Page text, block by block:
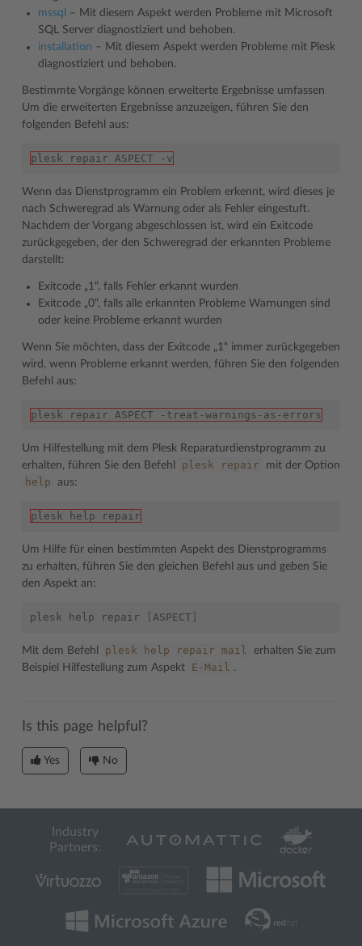
mssql
– Mit diesem Aspekt werden Probleme mit Microsoft
SQL Server diagnostiziert und behoben.
installation – Mit diesem Aspekt werden Probleme mit Plesk
diagnostiziert und behoben.
Bestimmte Vorgänge können erweiterte Ergebnisse umfassen
Um die erweiterten Ergebnisse anzuzeigen, führen Sie den
folgenden Befehl aus:
plesk repair ASPECT -v
Wenn das Dienstprogramm ein Problem erkennt, wird dieses je
nach Schweregrad als Warnung oder als Fehler eingestuft.
Nachdem der Vorgang abgeschlossen ist, wird ein Exitcode
zurückgegeben, der den Schweregrad der erkannten Probleme
darstellt:
Exitcode „1“, falls Fehler erkannt wurden
Exitcode „0“, falls alle erkannten Probleme Warnungen sind
oder keine Probleme erkannt wurden
Wenn Sie möchten, dass der Exitcode „1“ immer zurückgegeben
wird, wenn Probleme erkannt werden, führen Sie den folgenden
Befehl aus:
plesk repair ASPECT -treat-warnings-as-errors
Um Hilfestellung mit dem Plesk Reparaturdienstprogramm zu
erhalten, führen Sie den Befehl
plesk repair mit der Option
help aus:
plesk help repair
Um Hilfe für einen bestimmten Aspekt des Dienstprogramms
zu erhalten, führen Sie den gleichen Befehl aus und geben Sie
den Aspekt an:
plesk help repair ASPECT
Mit dem Befehl plesk help repair mail
erhalten Sie zum
Beispiel Hilfestellung zum Aspekt
E-Mail .
Is this page helpful?
Yes No
Industry
Partners: